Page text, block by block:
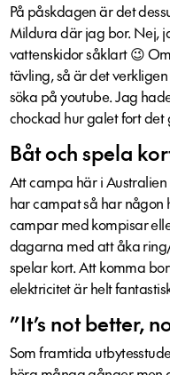
På påskdagen är det
Mildura där jag bor. Nej,
vattenskidor såklart 😉
tävling, så är det
söka på youtube. Jag
chockad hur galet fort det
Båt och spela
Att campa här i
har campat så har någon
campar med kompisar
dagarna med att åka
spelar kort. Att komma
elektricitet är helt
”It’s not better,
Som framtida